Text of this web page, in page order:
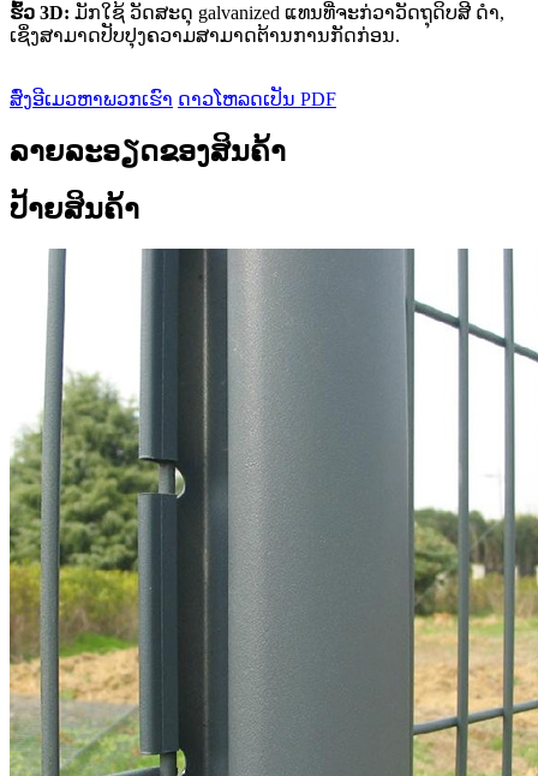
ຮົ້ວ 3D: ມັກໃຊ້ ວັດສະດຸ galvanized ແທນທີ່ຈະກ່ວາວັດຖຸດິບສີ ດຳ,
ເຊິ່ງສາມາດປັບປຸງຄວາມສາມາດຕ້ານການກັດກ່ອນ.
ສົ່ງອີເມວຫາພວກເຮົາ ດາວໂຫລດເປັນ PDF
ລາຍລະອຽດຂອງສິນຄ້າ
ປ້າຍສິນຄ້າ